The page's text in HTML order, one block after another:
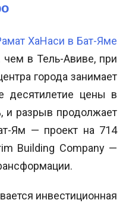
ХаНаси в Бат-Яме
чем в Тель-Авиве, при
города занимает
десятилетие цены в
и разрыв продолжает
Ям — проект на 714
Building Company —
инвестиционная